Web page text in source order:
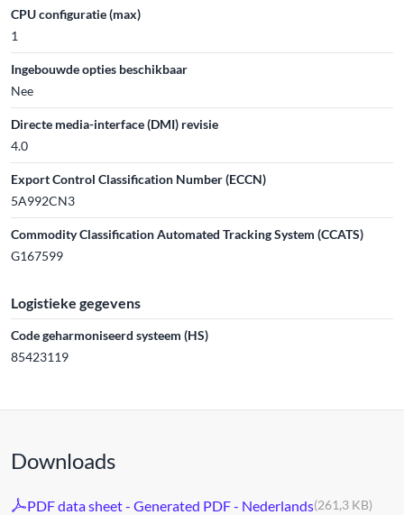
CPU configuratie (max)
1
Ingebouwde opties beschikbaar
Nee
Directe media-interface (DMI) revisie
4.0
Export Control Classification Number (ECCN)
5A992CN3
Commodity Classification Automated Tracking System (CCATS)
G167599
Logistieke gegevens
Code geharmoniseerd systeem (HS)
85423119
Downloads
PDF data sheet - Generated PDF - Nederlands(261,3 KB)